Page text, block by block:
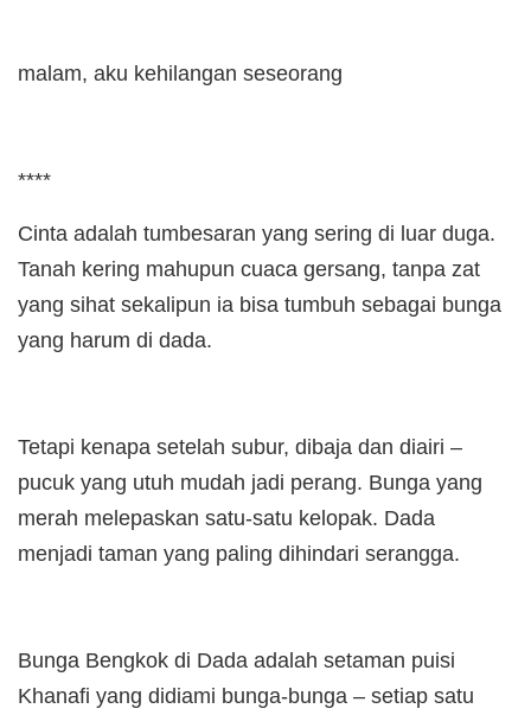
malam, aku kehilangan seseorang
****
Cinta adalah tumbesaran yang sering di luar duga.
Tanah kering mahupun cuaca gersang, tanpa zat
yang sihat sekalipun ia bisa tumbuh sebagai bunga
yang harum di dada.
Tetapi kenapa setelah subur, dibaja dan diairi –
pucuk yang utuh mudah jadi perang. Bunga yang
merah melepaskan satu-satu kelopak. Dada
menjadi taman yang paling dihindari serangga.
Bunga Bengkok di Dada adalah setaman puisi
Khanafi yang didiami bunga-bunga – setiap satu